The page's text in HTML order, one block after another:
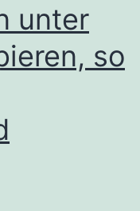
unter
so